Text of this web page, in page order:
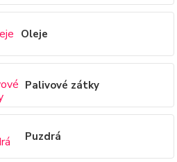
Oleje
Palivové zátky
Puzdrá